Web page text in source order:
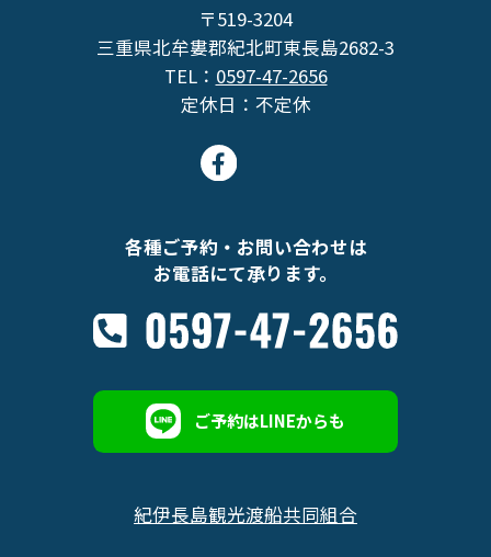
〒519-3204
三重県北牟婁郡紀北町東長島2682-3
TEL： 0597-47-2656
定休日：不定休
各種ご予約・お問い合わせは
お電話にて承ります。
ご予約はLINEからも
紀伊長島観光渡船共同組合